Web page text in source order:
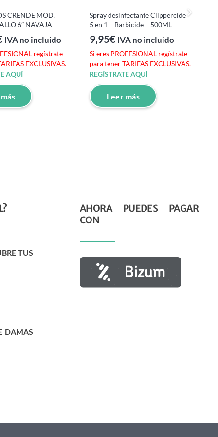
CRENDE MOD.
6″ NAVAJA
IVA no incluido
regístrate
EXCLUSIVAS.
AQUÍ
Spray desinfectante Clippercide
5 en 1 – Barbicide – 500ML
9,95€ IVA no incluido
Si eres PROFESIONAL regístrate
para tener TARIFAS EXCLUSIVAS.
REGÍSTRATE AQUÍ
Leer más
TUS
DAMAS
AHORA PUEDES PAGAR
CON